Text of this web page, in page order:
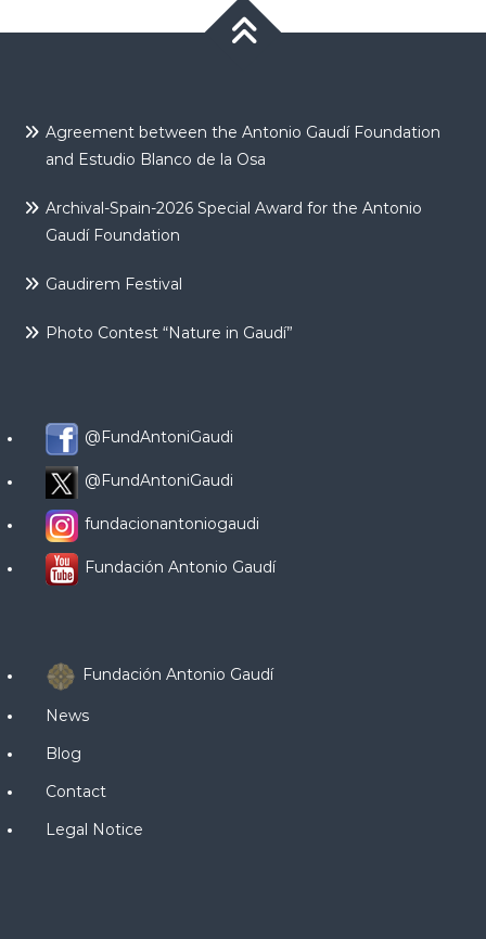
Agreement between the Antonio Gaudí Foundation
and Estudio Blanco de la Osa
Archival-Spain-2026 Special Award for the Antonio
Gaudí Foundation
Gaudirem Festival
Photo Contest “Nature in Gaudí”
@FundAntoniGaudi
@FundAntoniGaudi
fundacionantoniogaudi
Fundación Antonio Gaudí
Fundación Antonio Gaudí
News
Blog
Contact
Legal Notice